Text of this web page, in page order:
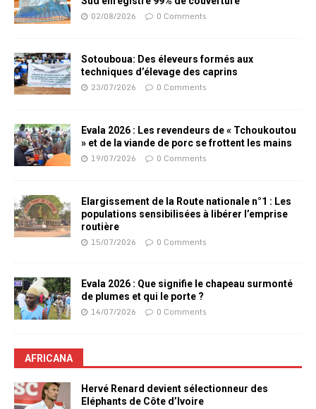
02/08/2026 0 Comments
Sotouboua: Des éleveurs formés aux
techniques d’élevage des caprins
23/07/2026 0 Comments
Evala 2026 : Les revendeurs de « Tchoukoutou
» et de la viande de porc se frottent les mains
19/07/2026 0 Comments
Elargissement de la Route nationale n°1 : Les
populations sensibilisées à libérer l’emprise
routière
15/07/2026 0 Comments
Evala 2026 : Que signifie le chapeau surmonté
de plumes et qui le porte ?
14/07/2026 0 Comments
AFRICANA
Hervé Renard devient sélectionneur des
Eléphants de Côte d’Ivoire